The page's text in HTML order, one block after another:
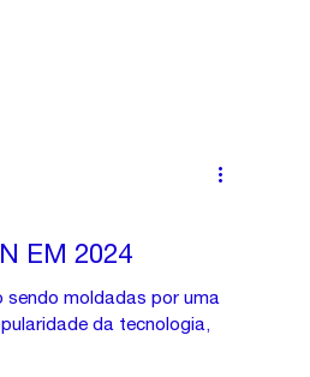
EM 2024
sendo moldadas por uma
da tecnologia,